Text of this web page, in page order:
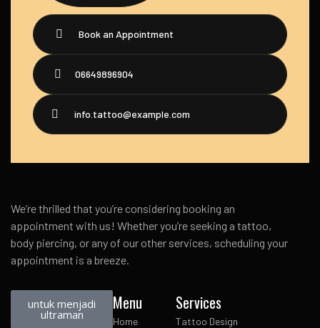
Book an Appointment
06649896904
info.tattoo@example.com
We’re thrilled that you’re considering booking an
appointment with us! Whether you’re seeking a tattoo,
body piercing, or any of our other services, scheduling your
appointment is a breeze.
untuk menjadi
ultraman
Menu
Home
Services
Tattoo Design